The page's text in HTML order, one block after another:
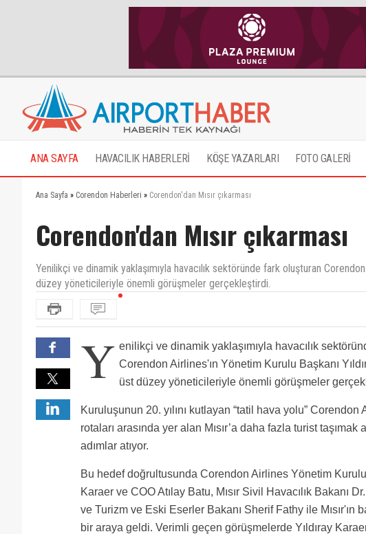
ANA SAYFA HAVACILIK HABERLERİ KÖŞE YAZARLARI FOTO GALERİ
Ana Sayfa » Corendon Haberleri » Corendon'dan Mısır çıkarması
Corendon'dan Mısır çıkarması
Yenilikçi ve dinamik yaklaşımıyla havacılık sektöründe fark oluşturan
düzey yöneticileriyle önemli görüşmeler gerçekleştirdi.
Y enilikçi ve dinamik yaklaşımıyla havacılık
Corendon Airlines'ın Yönetim Kurulu Başkanı
üst düzey yöneticileriyle önemli görüşmeler
Kuruluşunun 20. yılını kutlayan “tatil hava yolu” Corendon
rotaları arasında yer alan Mısır’a daha fazla turist taşımak
adımlar atıyor.
Bu hedef doğrultusunda Corendon Airlines Yönetim Kurulu
Karaer ve COO Atılay Batu, Mısır Sivil Havacılık Bakanı
ve Turizm ve Eski Eserler Bakanı Sherif Fathy ile Mısır'ın
bir araya geldi. Verimli geçen görüşmelerde Yıldıray